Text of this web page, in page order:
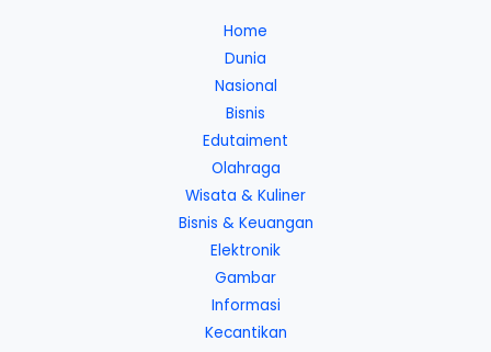
Home
Dunia
Nasional
Bisnis
Edutaiment
Olahraga
Wisata & Kuliner
Bisnis & Keuangan
Elektronik
Gambar
Informasi
Kecantikan